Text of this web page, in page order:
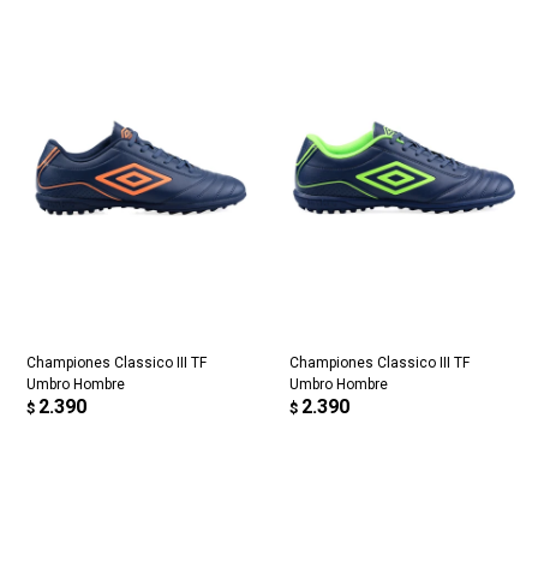
Championes Classico III TF
Umbro Hombre
$ 2.390
Championes Classico III TF
Umbro Hombre
$ 2.390